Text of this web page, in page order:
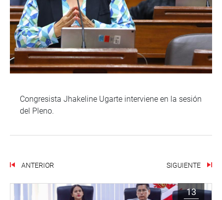
Congresista Jhakeline Ugarte interviene en la sesión
del Pleno.
ANTERIOR SIGUIENTE
13